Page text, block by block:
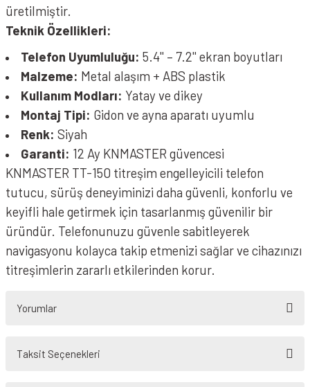
üretilmiştir.
Teknik Özellikleri:
Telefon Uyumluluğu: 5.4'' – 7.2'' ekran boyutları
Malzeme: Metal alaşım + ABS plastik
Kullanım Modları: Yatay ve dikey
Montaj Tipi: Gidon ve ayna aparatı uyumlu
Renk: Siyah
Garanti: 12 Ay KNMASTER güvencesi
KNMASTER TT-150 titreşim engelleyicili telefon
tutucu, sürüş deneyiminizi daha güvenli, konforlu ve
keyifli hale getirmek için tasarlanmış güvenilir bir
üründür. Telefonunuzu güvenle sabitleyerek
navigasyonu kolayca takip etmenizi sağlar ve cihazınızı
titreşimlerin zararlı etkilerinden korur.
Yorumlar
Taksit Seçenekleri